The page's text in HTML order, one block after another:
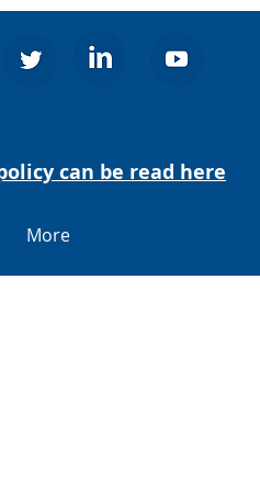
can be read here
More